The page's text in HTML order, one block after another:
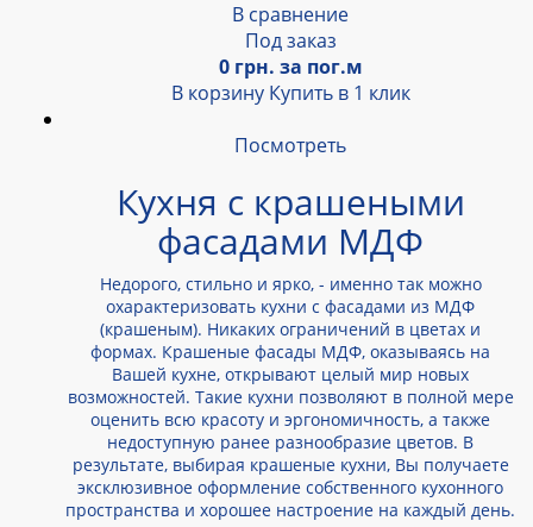
В сравнение
Под заказ
0 грн. за пог.м
В корзину Купить в 1 клик
Посмотреть
Кухня с крашеными
фасадами МДФ
Недорого, стильно и ярко, - именно так можно
охарактеризовать кухни с фасадами из МДФ
(крашеным). Никаких ограничений в цветах и
формах. Крашеные фасады МДФ, оказываясь на
Вашей кухне, открывают целый мир новых
возможностей. Такие кухни позволяют в полной мере
оценить всю красоту и эргономичность, а также
недоступную ранее разнообразие цветов. В
результате, выбирая крашеные кухни, Вы получаете
эксклюзивное оформление собственного кухонного
пространства и хорошее настроение на каждый день.